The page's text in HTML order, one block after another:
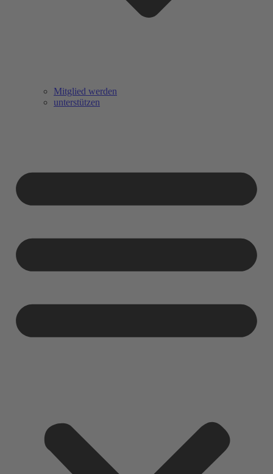
Mitglied werden
unterstützen